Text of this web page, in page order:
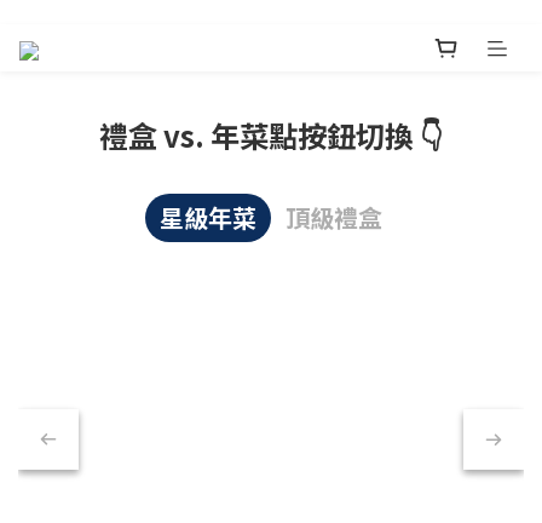
禮盒 vs. 年菜點按鈕切換 👇
星級年菜 頂級禮盒